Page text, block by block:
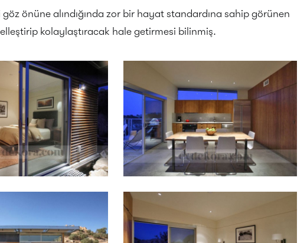
önüne alındığında zor bir hayat standardına sahip görünen
kolaylaştıracak hale getirmesi bilinmiş.